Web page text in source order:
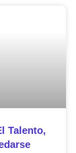
Talento,